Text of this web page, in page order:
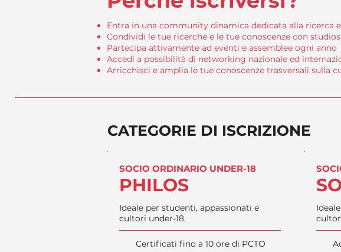
Entra in una community dinamica dedicata alla ricerca
Condividi le tue ricerche e le tue conoscenze con
Partecipa attivamente ad eventi e assemblee ogni anno
Accedi a possibilità di networking nazionale ed
Arricchisci e amplia le tue conoscenze trasversali sulla
CATEGORIE DI ISCRIZIONE
SOCIO ORDINARIO UNDER-18
PHILOS
Ideale per studenti, appassionati e
cultori under-18.
Certificati fino a 10 ore di PCTO